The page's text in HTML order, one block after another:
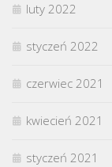
luty 2022
styczeń 2022
czerwiec 2021
kwiecień 2021
styczeń 2021